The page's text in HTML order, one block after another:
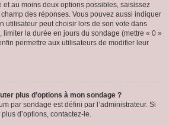
et au moins deux options possibles, saisissez
des réponses. Vous pouvez aussi indiquer
utilisateur peut choisir lors de son vote dans
limiter la durée en jours du sondage (mettre « 0 »
permettre aux utilisateurs de modifier leur
plus d’options à mon sondage ?
par sondage est défini par l’administrateur. Si
d’options, contactez-le.